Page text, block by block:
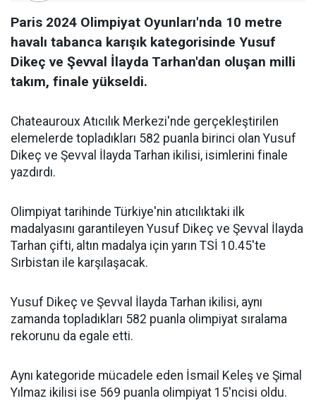
Paris 2024 Olimpiyat Oyunları'nda 10 metre
havalı tabanca karışık kategorisinde Yusuf
Dikeç ve Şevval İlayda Tarhan'dan oluşan milli
takım, finale yükseldi.
Chateauroux Atıcılık Merkezi'nde gerçekleştirilen
elemelerde topladıkları 582 puanla birinci olan Yusuf
Dikeç ve Şevval İlayda Tarhan ikilisi, isimlerini finale
yazdırdı.
Olimpiyat tarihinde Türkiye'nin atıcılıktaki ilk
madalyasını garantileyen Yusuf Dikeç ve Şevval İlayda
Tarhan çifti, altın madalya için yarın TSİ 10.45'te
Sırbistan ile karşılaşacak.
Yusuf Dikeç ve Şevval İlayda Tarhan ikilisi, aynı
zamanda topladıkları 582 puanla olimpiyat sıralama
rekorunu da egale etti.
Aynı kategoride mücadele eden İsmail Keleş ve Şimal
Yılmaz ikilisi ise 569 puanla olimpiyat 15'ncisi oldu.